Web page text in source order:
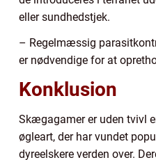
eller sundhedstjek.
– Regelmæssig
er nødvendige for at
Konklusion
Skægagamer er uden tvivl
øgleart, der har vundet
dyreelskere verden over.